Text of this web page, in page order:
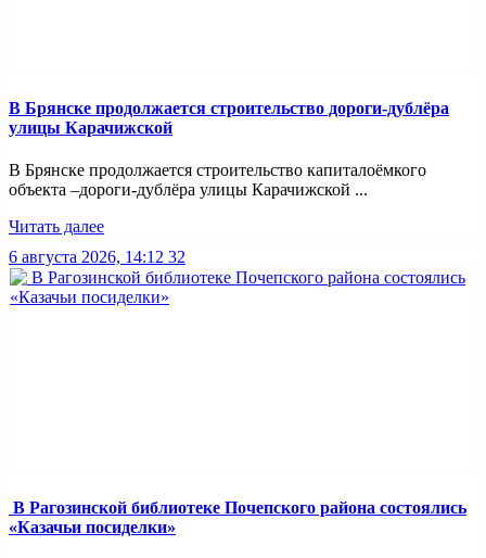
В Брянске продолжается строительство дороги-дублёра
улицы Карачижской
В Брянске продолжается строительство капиталоёмкого
объекта –дороги-дублёра улицы Карачижской ...
Читать далее
6 августа 2026, 14:12 32
В Рагозинской библиотеке Почепского района состоялись
«Казачьи посиделки»